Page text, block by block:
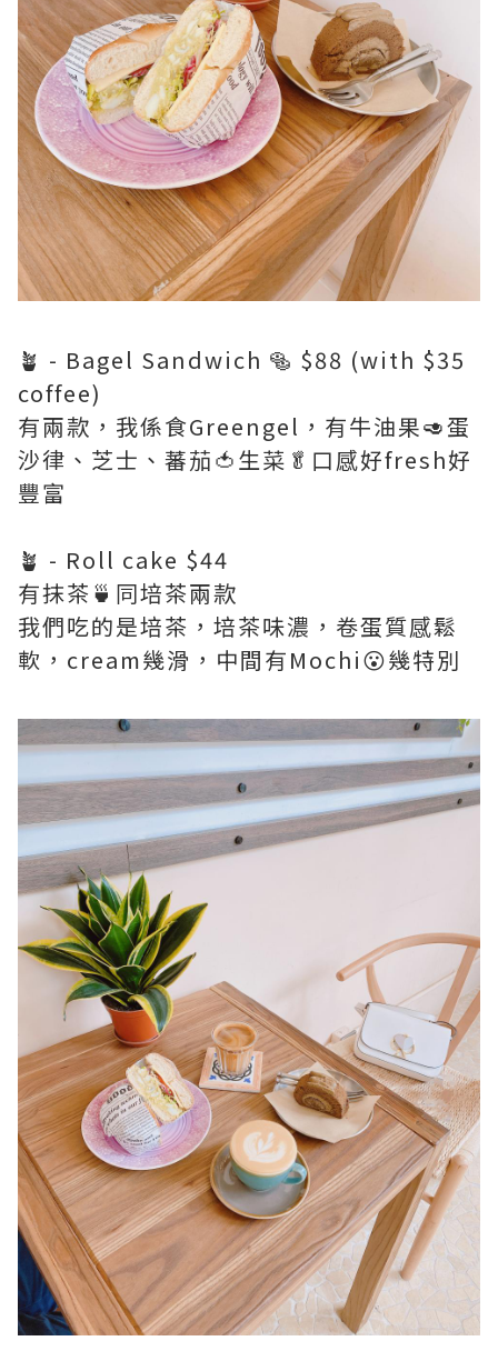
🪴 - Bagel Sandwich 🥯 $88 (with $35
coffee)
有兩款，我係食Greengel，有牛油果🥑蛋
沙律、芝士、蕃茄🍅生菜🥬口感好fresh好
豐富
🪴 - Roll cake $44
有抹茶🍵同培茶兩款
我們吃的是培茶，培茶味濃，卷蛋質感鬆
軟，cream幾滑，中間有Mochi😮幾特別